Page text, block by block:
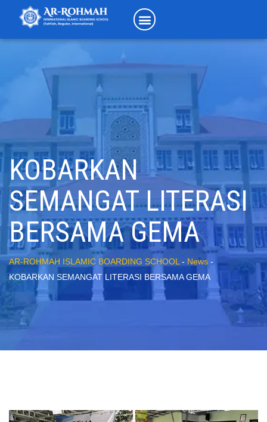
KOBARKAN
SEMANGAT LITERASI
BERSAMA GEMA
AR-ROHMAH ISLAMIC BOARDING SCHOOL - News -
KOBARKAN SEMANGAT LITERASI BERSAMA GEMA